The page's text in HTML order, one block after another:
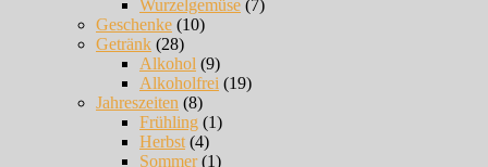
Wurzelgemüse (7)
Geschenke (10)
Getränk (28)
Alkohol (9)
Alkoholfrei (19)
Jahreszeiten (8)
Frühling (1)
Herbst (4)
Sommer(1)